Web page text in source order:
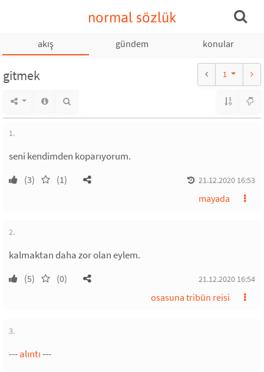
normal sözlük
akış gündem konular
gitmek 1
1.
seni kendimden koparıyorum.
(3) (1) 21.12.2020 16:53
mayada
2.
kalmaktan daha zor olan eylem.
(5) (0) 21.12.2020 16:54
osasuna tribün reisi
3.
---alıntı---